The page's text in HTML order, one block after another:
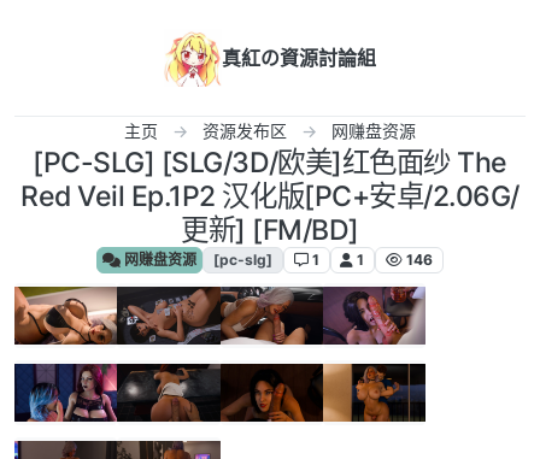
真紅の資源討論組
主页 资源发布区 网赚盘资源
[PC-SLG] [SLG/3D/欧美]红色面纱 The
Red Veil Ep.1P2 汉化版[PC+安卓/2.06G/
更新] [FM/BD]
网赚盘资源 [pc-slg] 1 1 146